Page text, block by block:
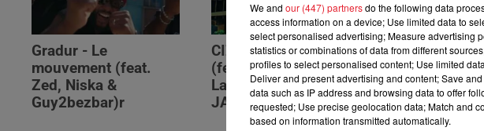
Gradur - Le
mouvement (feat.
Zed, Niska &
Guy2bezbar)r
CIZA - Isaka II (6am)
(feat. Tems, Omah
Lay, Thukuthela &
JAZZWRLD)
Siaka & Dr.
Limites
We and our (447) partnersdo the following data
access information on a device; Use limited data to
select personalised advertising; Measure advertising
statistics or combinations of data from different
profiles to select personalised content; Use limited
Deliver and present advertising and content; Save
data such as IP address and browsing data to offer
requested; Use precise geolocation data; Match and
based on information transmitted automatically.